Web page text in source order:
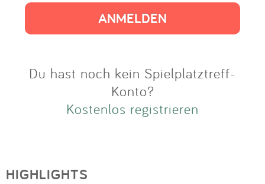
Anmelden
Du hast noch kein Spielplatztreff-
Konto?
Kostenlos registrieren
HIGHLIGHTS